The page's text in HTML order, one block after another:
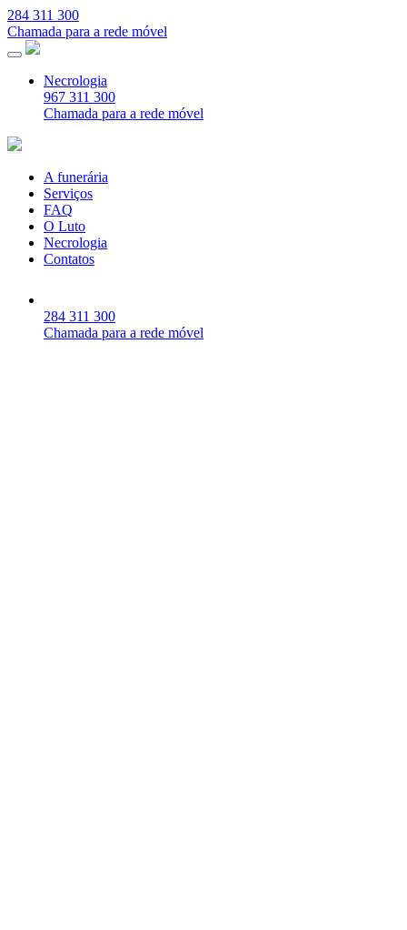
284 311 300
Chamada para a rede móvel
Necrologia
967 311 300
Chamada para a rede móvel
A funerária
Serviços
FAQ
O Luto
Necrologia
Contatos
284 311 300
Chamada para a rede móvel